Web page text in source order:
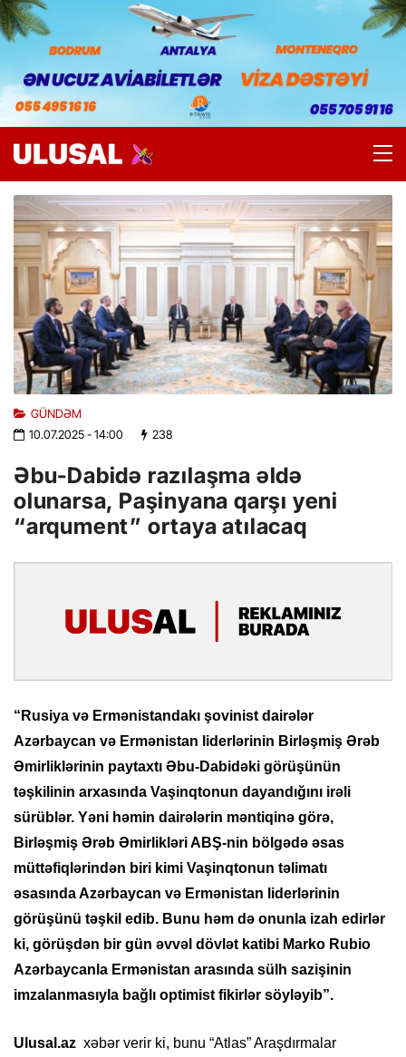
GÜNDƏM
10.07.2025- 14:00 238
Əbu-Dabidə razılaşma əldə
olunarsa, Paşinyana qarşı yeni
“arqument” ortaya atılacaq
“Rusiya və Ermənistandakı şovinist dairələr
Azərbaycan və Ermənistan liderlərinin Birləşmiş Ərəb
Əmirliklərinin paytaxtı Əbu-Dabidəki görüşünün
təşkilinin arxasında Vaşinqtonun dayandığını irəli
sürüblər. Yəni həmin dairələrin məntiqinə görə,
Birləşmiş Ərəb Əmirlikləri ABŞ-nin bölgədə əsas
müttəfiqlərindən biri kimi Vaşinqtonun təlimatı
əsasında Azərbaycan və Ermənistan liderlərinin
görüşünü təşkil edib. Bunu həm də onunla izah edirlər
ki, görüşdən bir gün əvvəl dövlət katibi Marko Rubio
Azərbaycanla Ermənistan arasında sülh sazişinin
imzalanmasıyla bağlı optimist fikirlər söyləyib”.
Ulusal.az xəbər verir ki, bunu “Atlas” Araşdırmalar